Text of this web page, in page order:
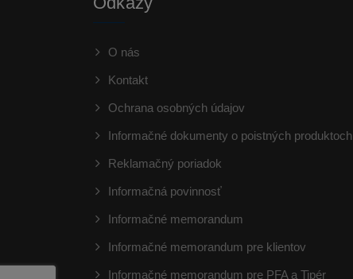
O nás
Kontakt
Ochrana osobných údajov
Informačné dokumenty o poistných produktoch
Reklamačný poriadok
Informačná povinnosť
Informačné memorandum
Informačné memorandum pre klientov
Informačné memorandum pre PFA a Tipér